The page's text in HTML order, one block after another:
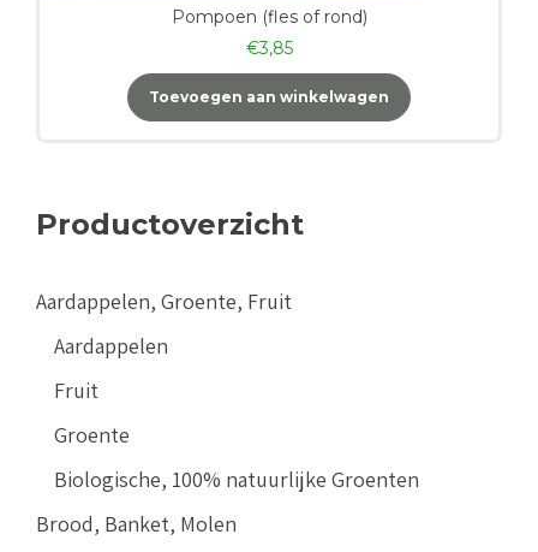
Pompoen (fles of rond)
€3,85
Toevoegen aan winkelwagen
Productoverzicht
Aardappelen, Groente, Fruit
Aardappelen
Fruit
Groente
Biologische, 100% natuurlijke Groenten
Brood, Banket, Molen